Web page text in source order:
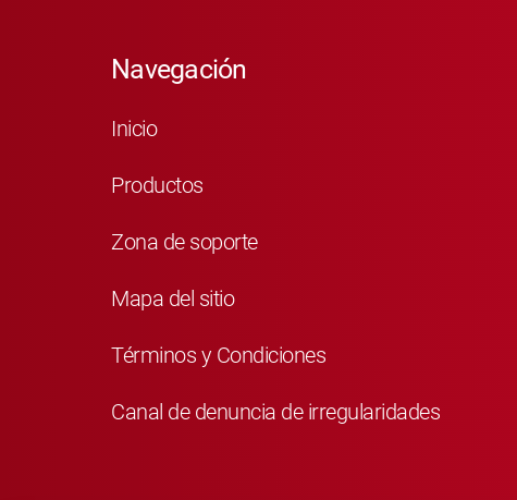
Navegación
Inicio
Productos
Zona de soporte
Mapa del sitio
Términos y Condiciones
Canal de denuncia de irregularidades